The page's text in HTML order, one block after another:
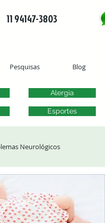
11 94147-3803
Pesquisas Blog
Alergia
Esportes
Neurológicos